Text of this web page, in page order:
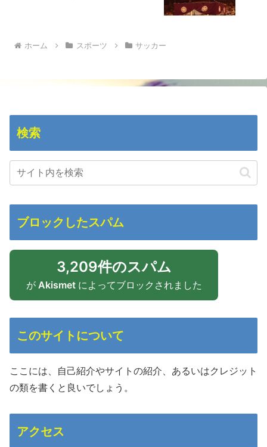
ホーム スポーツ サッカー
検索
ブロックしたスパム
3,209件のスパム
が Akismetによってブロックされました
このサイトについて
ここには、自己紹介やサイトの紹介、あるいはクレジット
の類を書くと良いでしょう。
アクセス